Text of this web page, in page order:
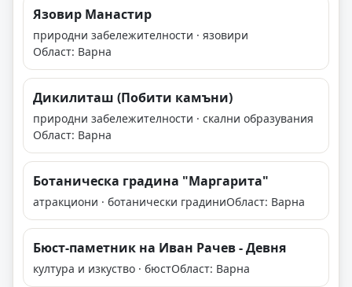
Язовир Манастир
природни забележителности · язовири
Област: Варна
Дикилиташ (Побити камъни)
природни забележителности · скални образувания
Област: Варна
Ботаническа градина "Мaргарита"
атракциони · ботанически градиниОбласт: Варна
Бюст-паметник на Иван Рачев - Девня
култура и изкуство · бюстОбласт: Варна